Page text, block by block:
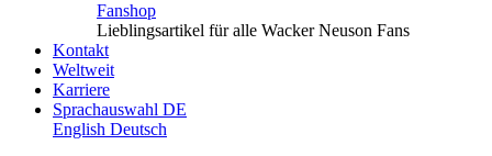
Fanshop
Lieblingsartikel für alle Wacker Neuson Fans
Kontakt
Weltweit
Karriere
Sprachauswahl DE
English Deutsch